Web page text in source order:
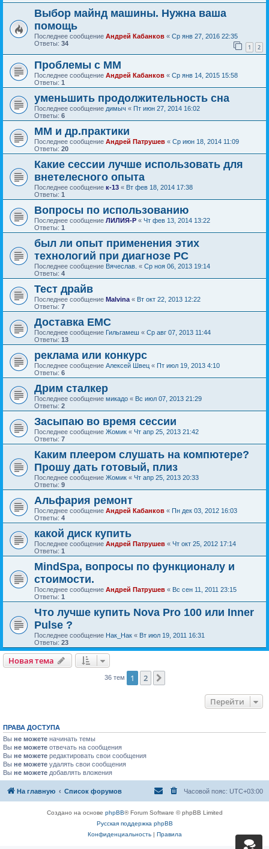
Выбор майнд машины. Нужна ваша
помощь
Последнее сообщение Андрей Кабанков « Ср янв 27, 2016 22:35
Ответы: 34 1 2
Проблемы с ММ
Последнее сообщение Андрей Кабанков « Ср янв 14, 2015 15:58
Ответы: 1
уменьшить продолжительность сна
Последнее сообщение димыч « Пт июн 27, 2014 16:02
Ответы: 6
ММ и др.практики
Последнее сообщение Андрей Патрушев « Ср июн 18, 2014 11:09
Ответы: 20
Какие сессии лучше использовать для
внетелесного опыта
Последнее сообщение к-13 « Вт фев 18, 2014 17:38
Ответы: 1
Вопросы по использованию
Последнее сообщение ЛИЛИЯ-Р « Чт фев 13, 2014 13:22
Ответы: 1
был ли опыт применения этих
технологий при диагнозе РС
Последнее сообщение Вячеслав. « Ср ноя 06, 2013 19:14
Ответы: 4
Тест драйв
Последнее сообщение Malvina « Вт окт 22, 2013 12:22
Ответы: 7
Доставка ЕМС
Последнее сообщение Гильгамеш « Ср авг 07, 2013 11:44
Ответы: 13
реклама или конкурс
Последнее сообщение Алексей Швец « Пт июл 19, 2013 4:10
Ответы: 6
Дрим сталкер
Последнее сообщение микадо « Вс июл 07, 2013 21:29
Ответы: 2
Засыпаю во время сессии
Последнее сообщение Жомик « Чт апр 25, 2013 21:42
Ответы: 7
Каким плеером слушать на компютере?
Прошу дать готовый, плиз
Последнее сообщение Жомик « Чт апр 25, 2013 20:33
Ответы: 9
Альфария ремонт
Последнее сообщение Андрей Кабанков « Пн дек 03, 2012 16:03
Ответы: 4
какой диск купить
Последнее сообщение Андрей Патрушев « Чт окт 25, 2012 17:14
Ответы: 1
MindSpa, вопросы по функционалу и
стоимости.
Последнее сообщение Андрей Патрушев « Вс сен 11, 2011 23:15
Ответы: 1
Что лучше купить Nova Pro 100 или Inner
Pulse ?
Последнее сообщение Нак_Нак « Вт июл 19, 2011 16:31
Ответы: 23
Новая тема
36 тем 1 2
Перейти
ПРАВА ДОСТУПА
Вы не можете начинать темы
Вы не можете отвечать на сообщения
Вы не можете редактировать свои сообщения
Вы не можете удалять свои сообщения
Вы не можете добавлять вложения
На главную Список форумов Часовой пояс: UTC+03:00
Создано на основе phpBB® Forum Software © phpBB Limited
Русская поддержка phpBB
Конфиденциальность| Правила